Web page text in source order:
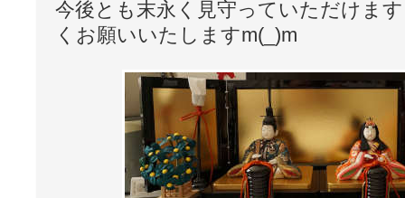
今後とも末永く見守っていただけま
くお願いいたしますm(_)m